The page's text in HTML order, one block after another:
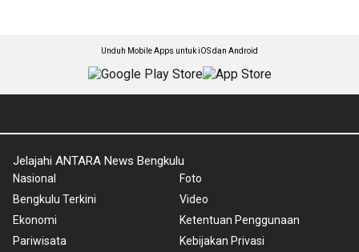
Unduh Mobile Apps untuk iOS dan Android
Jelajahi ANTARA News Bengkulu
Nasional
Bengkulu Terkini
Ekonomi
Pariwisata
Foto
Video
Ketentuan Penggunaan
Kebijakan Privasi